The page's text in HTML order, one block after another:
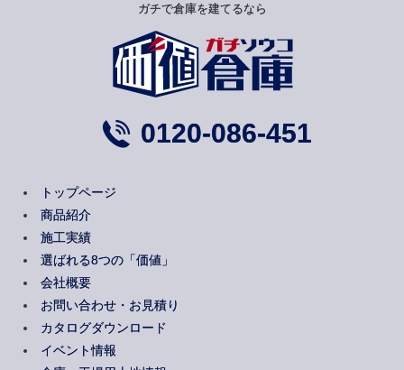
ガチで倉庫を建てるなら
0120-086-451
トップページ
商品紹介
施工実績
選ばれる8つの「価値」
会社概要
お問い合わせ・お見積り
カタログダウンロード
イベント情報